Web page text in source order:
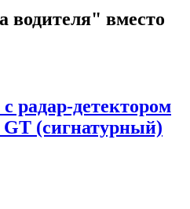
водителя" вместо
радар-детектором
(сигнатурный)